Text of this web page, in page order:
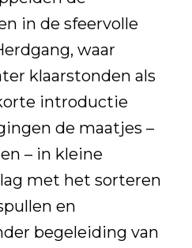
in de sfeervolle
waar
klaarstonden als
introductie
de maatjes –
– in kleine
met het sorteren
en
begeleiding van